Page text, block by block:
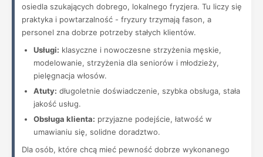
osiedla szukających dobrego, lokalnego fryzjera. Tu liczy się
praktyka i powtarzalność - fryzury trzymają fason, a
personel zna dobrze potrzeby stałych klientów.
Usługi: klasyczne i nowoczesne strzyżenia męskie,
modelowanie, strzyżenia dla seniorów i młodzieży,
pielęgnacja włosów.
Atuty: długoletnie doświadczenie, szybka obsługa, stała
jakość usług.
Obsługa klienta: przyjazne podejście, łatwość w
umawianiu się, solidne doradztwo.
Dla osób, które chcą mieć pewność dobrze wykonanego